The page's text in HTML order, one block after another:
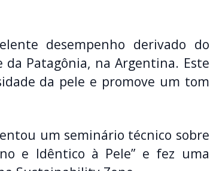
desempenho derivado do
Patagônia, na Argentina. Este
da pele e promove um tom
um seminário técnico sobre
e Idêntico à Pele” e fez uma